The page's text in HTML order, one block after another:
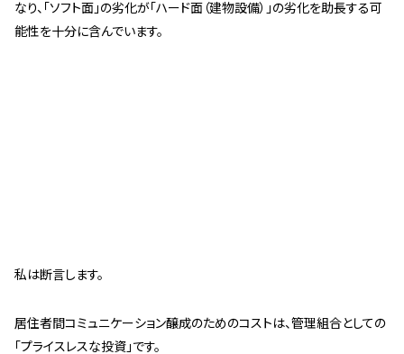
なり、「ソフト面」の劣化が「ハード面（建物設備）」の劣化を助長する可
能性を十分に含んでいます。
私は断言します。
居住者間コミュニケーション醸成のためのコストは、管理組合としての
「プライスレスな投資」です。